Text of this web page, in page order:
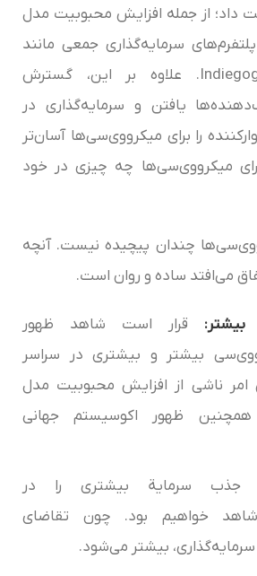
داد؛ از جمله افزایش محبوبیت مدل
سرمایه‌گذاری جمعی مانند
Kickstarter و Indiegogo. علاوه بر این، گسترش
یافتن و سرمایه‌گذاری در
را برای میکرو‌وی‌سی‌ها آسان‌تر
میکرو‌وی‌سی‌ها چه چیزی در خود
چندان پیچیده نیست. آنچه
می‌افتد ساده و روان است.
قرار است شاهد ظهور
بیشتر و بیشتری در سراسر
امر ناشی از افزایش محبوبیت مدل
ظهور اکوسیستم جهانی
جذب سرمایة بیشتری را در
خواهیم بود. چون تقاضای
بیشتر می‌شود.